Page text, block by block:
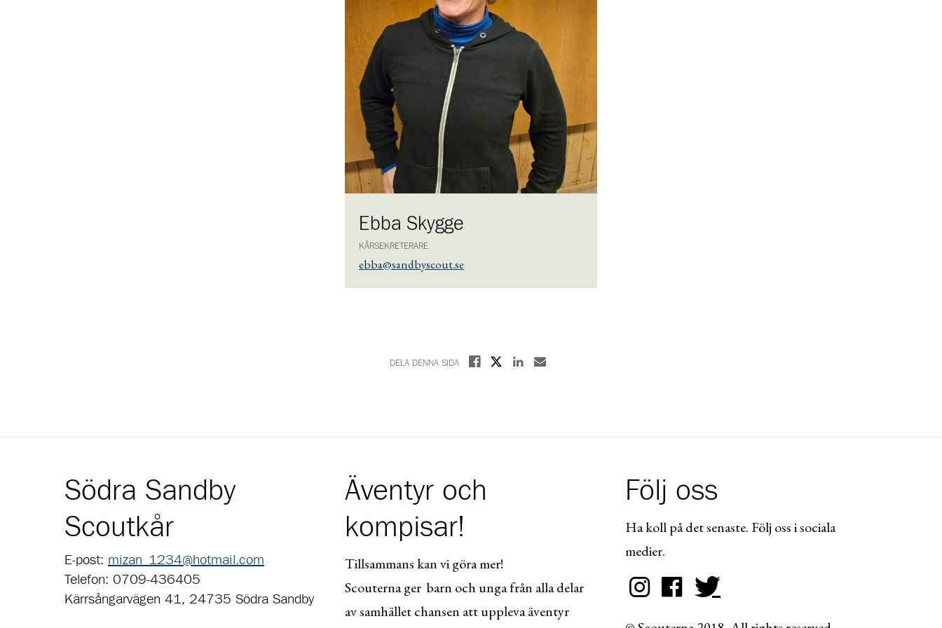
Ebba Skygge
KÅRSEKRETERARE
ebba@sandbyscout.se
DELA DENNA SIDA Dela på Facebook
Dela på XDela på Linkedin
Dela med E-post
Södra Sandby
Scoutkår
E-post: mizan_1234@hotmail.com
Telefon: 0709-436405
Kärrsångarvägen 41, 24735 Södra Sandby
Äventyr och
kompisar!
Tillsammans kan vi göra mer!
Scouterna ger barn och unga från alla delar
av samhället chansen att uppleva äventyr
Följ oss
Ha koll på det senaste. Följ oss i sociala
medier.